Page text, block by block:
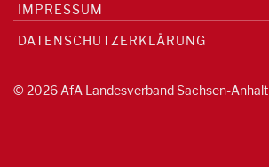
IMPRESSUM
DATENSCHUTZERKLÄRUNG
© 2026 AfA Landesverband Sachsen-Anhalt